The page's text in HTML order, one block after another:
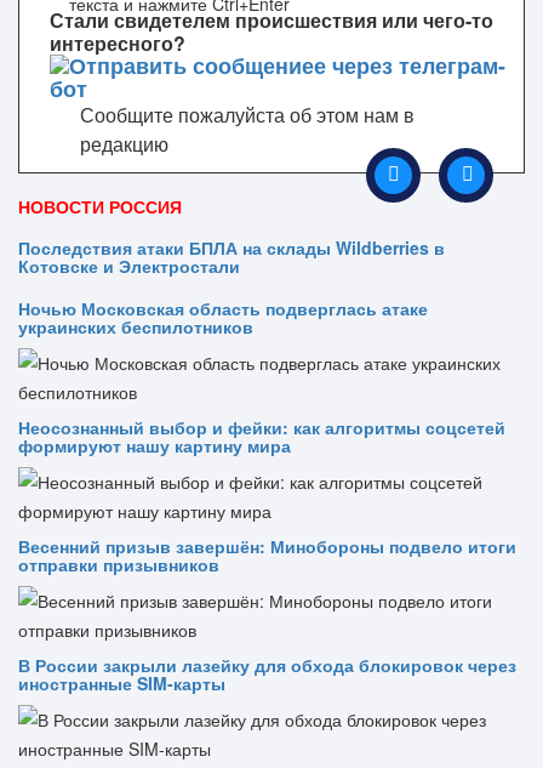
Стали свидетелем происшествия или чего-то
интересного?
Сообщите пожалуйста об этом нам в
редакцию
НОВОСТИ РОССИЯ
Последствия атаки БПЛА на склады Wildberries в
Котовске и Электростали
Ночью Московская область подверглась атаке
украинских беспилотников
Неосознанный выбор и фейки: как алгоритмы соцсетей
формируют нашу картину мира
Весенний призыв завершён: Минобороны подвело итоги
отправки призывников
В России закрыли лазейку для обхода блокировок через
иностранные SIM-карты